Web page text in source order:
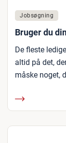
Jobsøgning
Bruger du
De fleste
altid på det,
måske noget,